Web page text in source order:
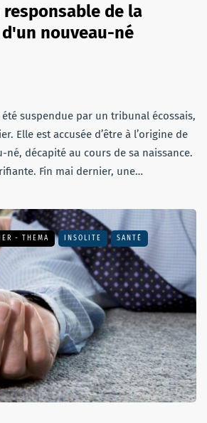
responsable de la
nouveau-né
suspendue par un tribunal écossais,
Elle est accusée d’être à l’origine de
né, décapité au cours de sa naissance.
Fin mai dernier, une…
- THEMA INSOLITE SANTÉ